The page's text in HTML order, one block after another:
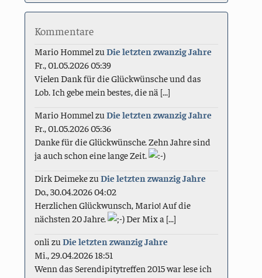
Kommentare
Mario Hommel zuDie letzten zwanzig Jahre
Fr., 01.05.2026 05:39
Vielen Dank für die Glückwünsche und das
Lob. Ich gebe mein bestes, die nä [...]
Mario Hommel zuDie letzten zwanzig Jahre
Fr., 01.05.2026 05:36
Danke für die Glückwünsche. Zehn Jahre sind
ja auch schon eine lange Zeit.
Dirk DeimekezuDie letzten zwanzig Jahre
Do., 30.04.2026 04:02
Herzlichen Glückwunsch, Mario! Auf die
nächsten 20 Jahre.
Der Mix a [...]
onli zuDie letzten zwanzig Jahre
Mi., 29.04.2026 18:51
Wenn das Serendipitytreffen 2015 war lese ich